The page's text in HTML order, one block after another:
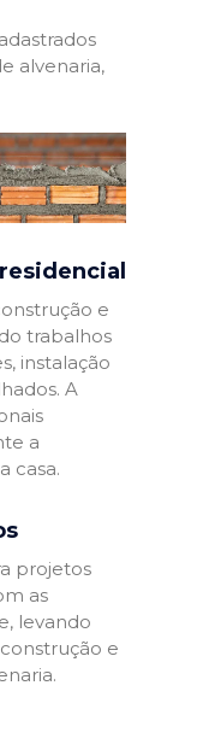
alvenaria,
e
trabalhos
instalação
A
a
casa.
projetos
as
levando
e